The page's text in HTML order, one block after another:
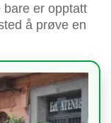
bare er opptatt
å prøve en